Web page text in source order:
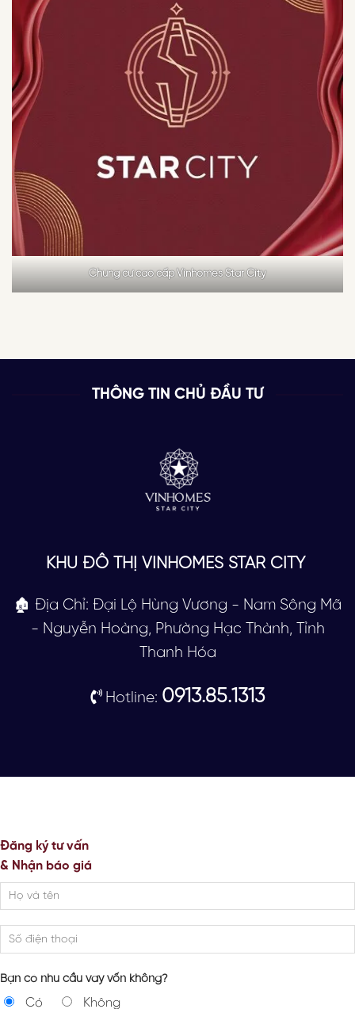
Chung cư cao cấp Vinhomes Star City
THÔNG TIN CHỦ ĐẦU TƯ
KHU ĐÔ THỊ VINHOMES STAR CITY
🏚 Địa Chỉ: Đại Lộ Hùng Vương - Nam Sông Mã
- Nguyễn Hoàng, Phường Hạc Thành, Tỉnh
Thanh Hóa
Hotline: 0913.85.1313
Đăng ký tư vấn
& Nhận báo giá
Bạn có nhu cầu vay vốn không?
Có Không